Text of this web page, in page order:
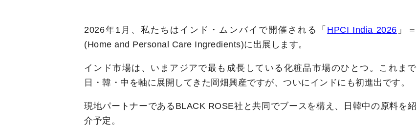
2026年1月、私たちはインド・ムンバイで開催される「 HPCI India 2026 」＝
(Home and Personal Care Ingredients)に出展します。
インド市場は、いまアジアで最も成長している化粧品市場のひとつ。これまで
日・韓・中を軸に展開してきた岡畑興産ですが、ついにインドにも初進出です。
現地パートナーであるBLACK ROSE社と共同でブースを構え、日韓中の原料を紹
介予定。